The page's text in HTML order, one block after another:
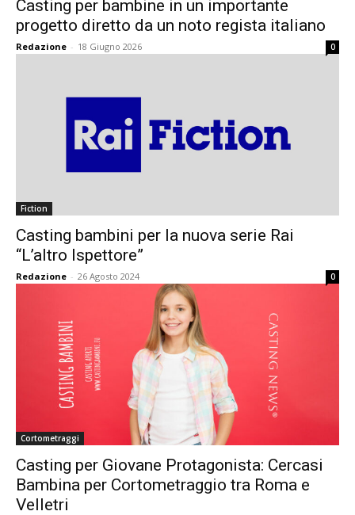
Casting per bambine in un importante
progetto diretto da un noto regista italiano
Redazione - 18 Giugno 2026 0
Fiction
Casting bambini per la nuova serie Rai
“L’altro Ispettore”
Redazione - 26 Agosto 2024 0
Cortometraggi
Casting per Giovane Protagonista: Cercasi
Bambina per Cortometraggio tra Roma e
Velletri